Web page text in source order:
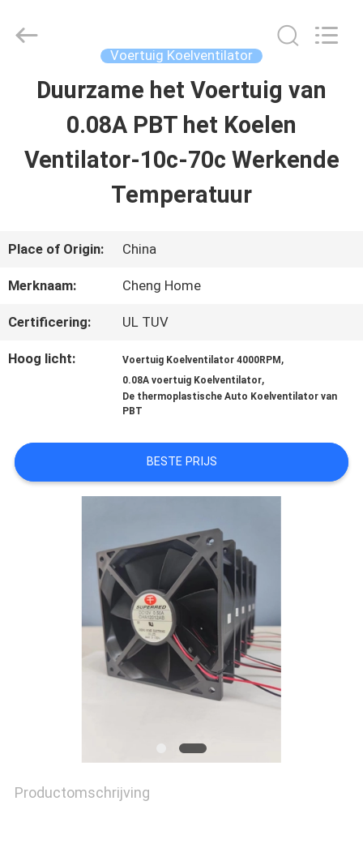
HUIS
PRODUCTEN
SHOW
FABRIEKSREIS
KWALITEITSCONTROLE
VERZOEK
Home
Voertuig Koelventilator
Duurzame het Voertuig van
0.08A PBT het Koelen
Ventilator-10c-70c Werkende
Temperatuur
Place of Origin: China
Merknaam: Cheng Home
Certificering: UL TUV
Hoog licht: Voertuig Koelventilator 4000RPM ,
0.08A voertuig Koelventilator,
De thermoplastische Auto Koelventilator van
PBT
BESTE PRIJS
Productomschrijving